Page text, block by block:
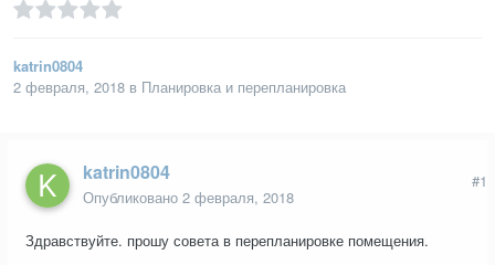
katrin0804
2 февраля, 2018 в Планировка и перепланировка
katrin0804
Опубликовано 2 февраля, 2018
#1
Здравствуйте. прошу совета в перепланировке помещения.